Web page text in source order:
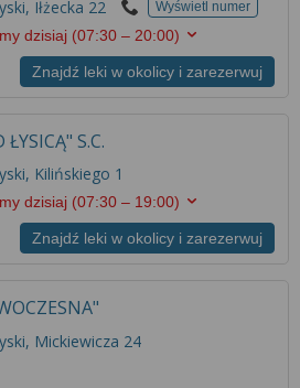
Iłżecka 22 Wyświetl numer
dzisiaj (07:30 – 20:00)
Znajdź leki w okolicy i zarezerwuj
S.C.
Kilińskiego 1
dzisiaj (07:30 – 19:00)
Znajdź leki w okolicy i zarezerwuj
Mickiewicza 24
temat wykorzystywania
w naszym serwisie
Serwisu.